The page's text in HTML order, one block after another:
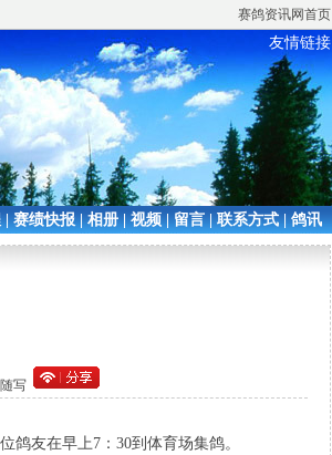
赛鸽资讯网首页
友情链接
|赛绩快报|相册|视频|留言|联系方式|鸽讯
写
友在早上7：30到体育场集鸽。